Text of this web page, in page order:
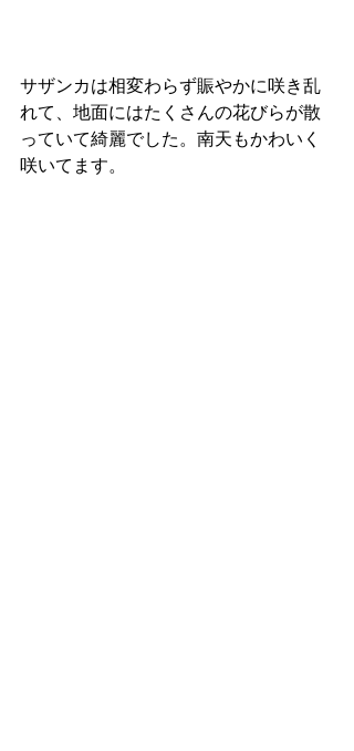
サザンカは相変わらず賑やかに咲き乱
れて、地面にはたくさんの花びらが散
っていて綺麗でした。南天もかわいく
咲いてます。